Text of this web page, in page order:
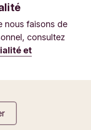
nous faisons de
consultez
et